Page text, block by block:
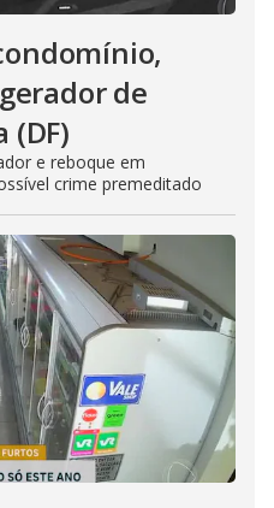
de
(DF)
e reboque em
crime premeditado